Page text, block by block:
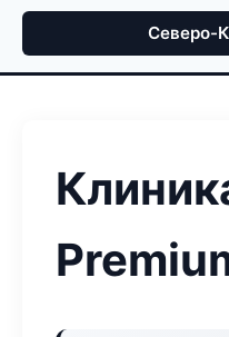
Северо-